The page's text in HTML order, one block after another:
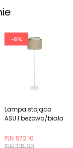
-6%
PLN 715.00
PLN 672.10
Lampa stojąca
ASU I beżowa/biała